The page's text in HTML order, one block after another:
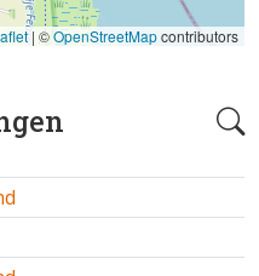
| ©OpenStreetMapcontributors